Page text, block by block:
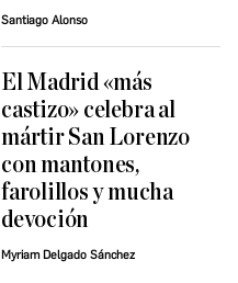
Santiago Alonso
El Madrid «más
castizo» celebra al
mártir San Lorenzo
con mantones,
farolillos y mucha
devoción
Myriam Delgado Sánchez